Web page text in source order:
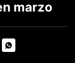
marzo